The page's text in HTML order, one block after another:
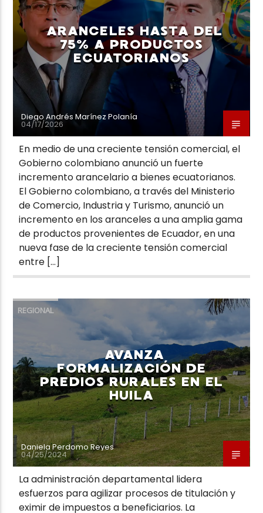
Neiva Estereo
ARANCELES HASTA DEL
75% A PRODUCTOS
ECUATORIANOS
Diego Andrés Marínez Polanía
04/17/2026
En medio de una creciente tensión comercial, el
Gobierno colombiano anunció un fuerte
incremento arancelario a bienes ecuatorianos.
El Gobierno colombiano, a través del Ministerio
de Comercio, Industria y Turismo, anunció un
incremento en los aranceles a una amplia gama
de productos provenientes de Ecuador, en una
nueva fase de la creciente tensión comercial
entre […]
REGIONAL
AVANZA
FORMALIZACIÓN DE
PREDIOS RURALES EN EL
HUILA
Daniela Perdomo Reyes
04/25/2024
La administración departamental lidera
esfuerzos para agilizar procesos de titulación y
eximir de impuestos a beneficiarios. La